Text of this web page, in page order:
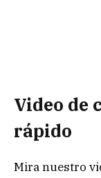
Video de
rápido
Mira nuestro